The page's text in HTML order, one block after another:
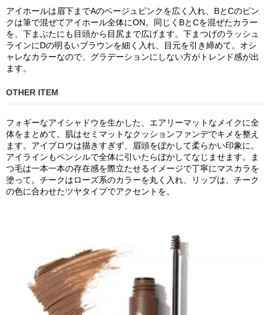
アイホールは眉下までAのベージュピンクを広く入れ、BとCのピン
クは筆で混ぜてアイホール全体にON。同じくBとCを混ぜたカラー
を、下まぶたにも目頭から目尻まで広げます。下まつげのラッシュ
ラインにDの明るいブラウンを細く入れ、目元を引き締めて。オシ
ャレなカラーなので、グラデーションにしない方がトレンド感が出
ます。
OTHER ITEM
フォギーなアイシャドウを生かした、エアリーマットなメイクに全
体をまとめて。肌はセミマットなクッションファンデでキメを整え
ます。アイブロウは描きすぎず、眉頭をぼかして柔らかい印象に。
アイラインもペンシルで全体に引いたらぼかしてなじませます。ま
つ毛は一本一本の存在感を際立たせるイメージで丁寧にマスカラを
塗って。チークはローズ系のカラーを丸く入れ、リップは、チーク
の色に合わせたツヤタイプでアクセントを。